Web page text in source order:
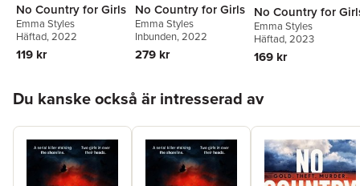
No Country for Girls
Emma Styles
Häftad, 2022
119 kr
No Country for Girls
Emma Styles
Inbunden, 2022
279 kr
No Country for
Emma Styles
Häftad, 2023
169 kr
Du kanske också är intresserad av